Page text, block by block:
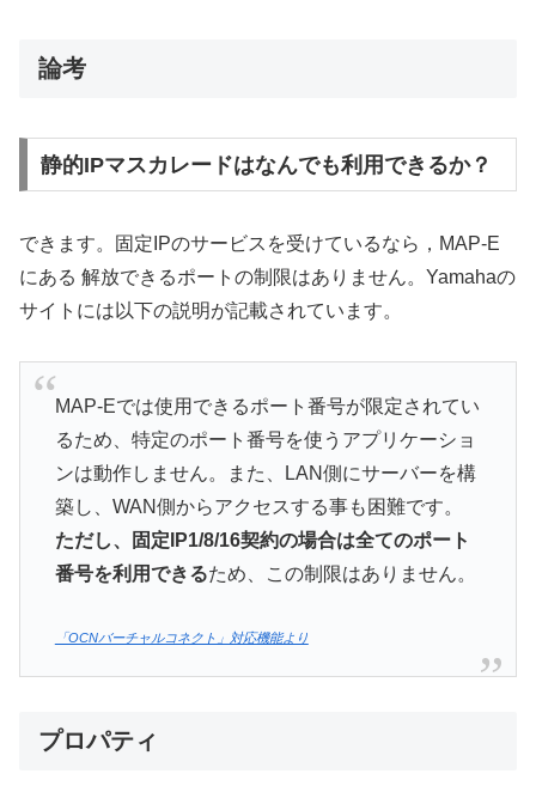
論考
静的IPマスカレードはなんでも利用できるか？
できます。固定IPのサービスを受けているなら，MAP-E
にある 解放できるポートの制限はありません。Yamahaの
サイトには以下の説明が記載されています。
MAP-Eでは使用できるポート番号が限定されてい
るため、特定のポート番号を使うアプリケーショ
ンは動作しません。また、LAN側にサーバーを構
築し、WAN側からアクセスする事も困難です。
ただし、固定IP1/8/16契約の場合は全てのポート
番号を利用できるため、この制限はありません。
「OCNバーチャルコネクト」対応機能より
プロパティ